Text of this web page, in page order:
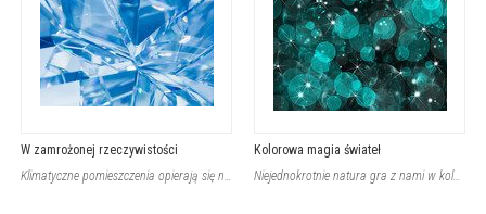
W zamrożonej rzeczywistości
Klimatyczne pomieszczenia opierają się na znakomitym uroku i nietuzinkowej magii
Kolorowa magia świateł
Niejednokrotnie natura gra z nami w kolory. Magia zawarta w przedstawieniu jest